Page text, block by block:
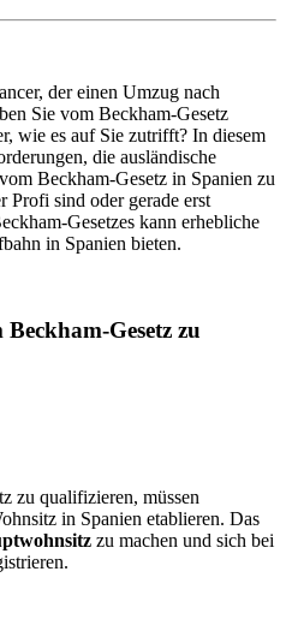
der einen Umzug nach
Sie vom Beckham-Gesetz
wie es auf Sie zutrifft? In diesem
die ausländische
Beckham-Gesetz in Spanien zu
Profi sind oder gerade erst
Gesetzes kann erhebliche
in Spanien bieten.
Gesetz zu
zu qualifizieren, müssen
in Spanien etablieren. Das
zu machen und sich bei